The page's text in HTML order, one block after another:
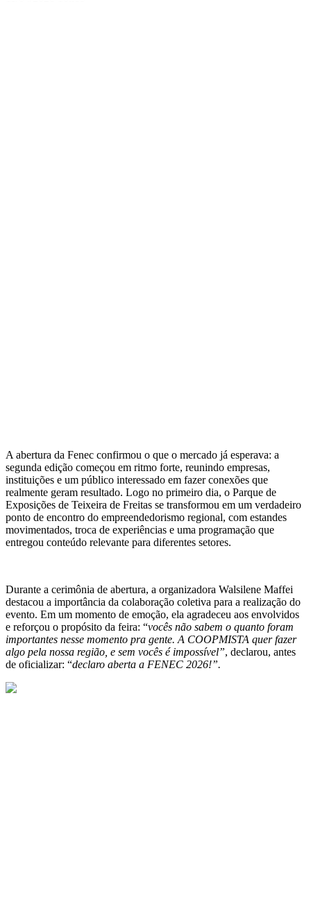
A abertura da Fenec confirmou o que o mercado já esperava: a
segunda edição começou em ritmo forte, reunindo empresas,
instituições e um público interessado em fazer conexões que
realmente geram resultado. Logo no primeiro dia, o Parque de
Exposições de Teixeira de Freitas se transformou em um verdadeiro
ponto de encontro do empreendedorismo regional, com estandes
movimentados, troca de experiências e uma programação que
entregou conteúdo relevante para diferentes setores.
Durante a cerimônia de abertura, a organizadora Walsilene Maffei
destacou a importância da colaboração coletiva para a realização do
evento. Em um momento de emoção, ela agradeceu aos envolvidos
e reforçou o propósito da feira: “vocês não sabem o quanto foram
importantes nesse momento pra gente. A COOPMISTA quer fazer
algo pela nossa região, e sem vocês é impossível”, declarou, antes
de oficializar: “declaro aberta a FENEC 2026!”.